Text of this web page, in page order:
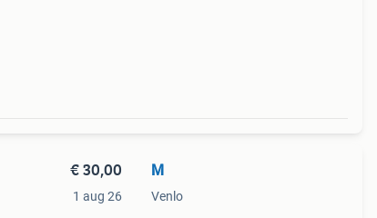
€ 30,00
1 aug 26
M
Venlo